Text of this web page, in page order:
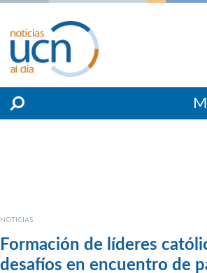
NOTICIAS
Formación de líderes
desafíos en encuentro de